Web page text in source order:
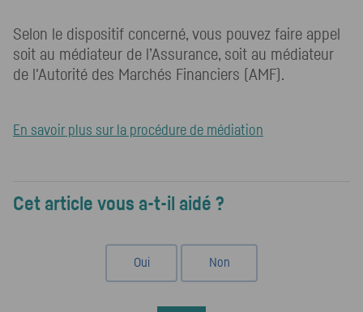
Selon le dispositif concerné, vous pouvez faire appel
soit au médiateur de l’Assurance, soit au médiateur
de l'Autorité des Marchés Financiers (AMF).
En savoir plus sur la procédure de médiation
Cet article vous a-t-il aidé ?
Oui Non